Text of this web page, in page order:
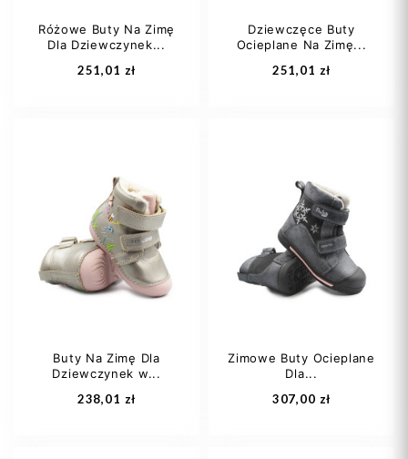
Dodaj do koszyka Dodaj do koszyka
Różowe Buty Na Zimę
Dla Dziewczynek...
251,01 zł
23
Dodaj do koszyka
Dziewczęce Buty
Ocieplane Na Zimę...
251,01 zł
23
25
Dodaj do koszyka
Buty Na Zimę Dla
Dziewczynek w...
238,01 zł
Zimowe Buty Ocieplane
Dla...
307,00 zł